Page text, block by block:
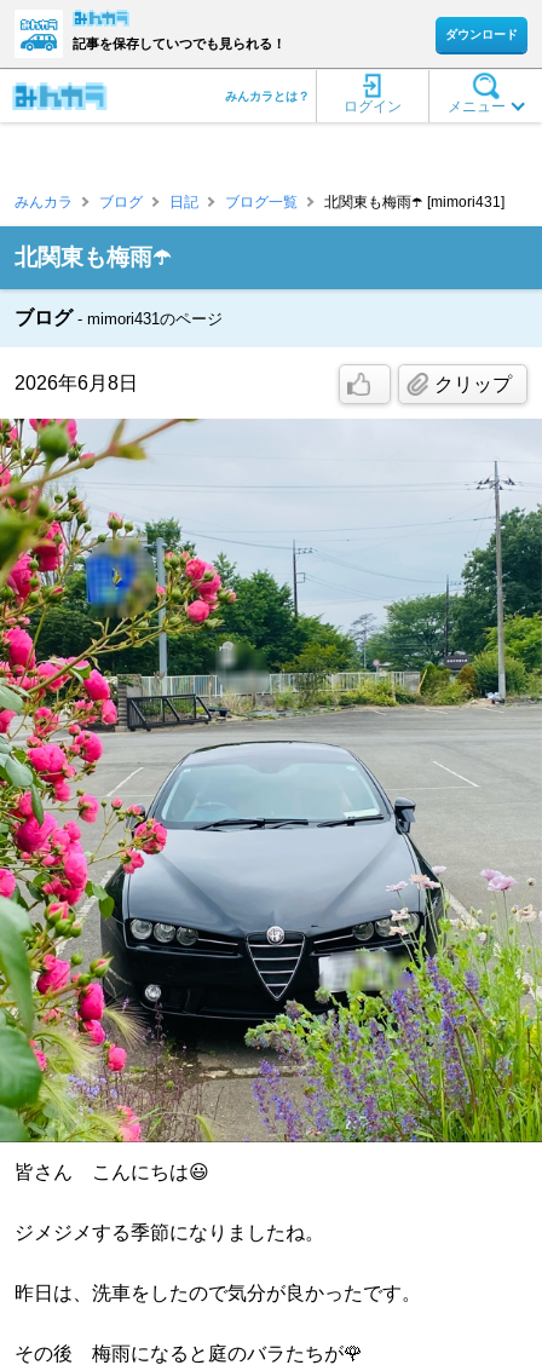
記事を保存していつでも見られる！
ダウンロード
メニュー
ログイン
みんカラとは？
みんカラ ブログ 日記 ブログ一覧 北関東も梅雨☂️ [mimori431]
北関東も梅雨☂️
ブログ mimori431のページ
2026年6月8日 クリップ
皆さん こんにちは😃
ジメジメする季節になりましたね。
昨日は、洗車をしたので気分が良かったです。
その後 梅雨になると庭のバラたちが🌹